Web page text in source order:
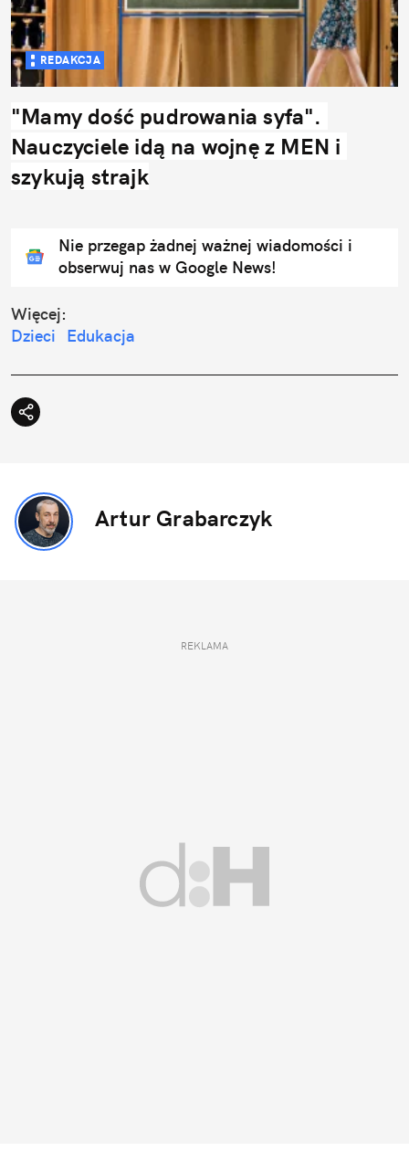
REDAKCJA
"Mamy dość pudrowania syfa".
Nauczyciele idą na wojnę z MEN i
szykują strajk
Nie przegap żadnej ważnej wiadomości i
obserwuj nas w Google News!
Więcej:
Dzieci
Edukacja
Artur Grabarczyk
REKLAMA